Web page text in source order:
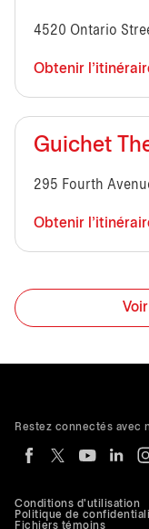
4520 Ontario
Obtenir
Guichet
295 Fourth
Obtenir
Conditions d'utilisation
Politique de
Fichiers témoins
Restez connectés avec